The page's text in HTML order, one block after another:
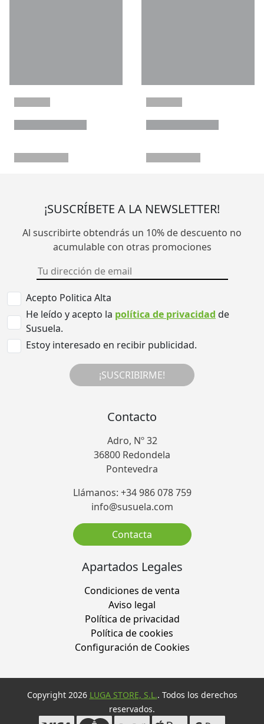
¡SUSCRÍBETE A LA NEWSLETTER!
Al suscribirte obtendrás un 10% de descuento no
acumulable con otras promociones
Acepto Politica Alta
He leído y acepto la política de privacidad de
Susuela.
Estoy interesado en recibir publicidad.
¡SUSCRIBIRME!
Contacto
Adro, Nº 32
36800 Redondela
Pontevedra
Llámanos: +34 986 078 759
info@susuela.com
Contacta
Apartados Legales
Condiciones de venta
Aviso legal
Política de privacidad
Política de cookies
Configuración de Cookies
Copyright 2026 LUGA STORE, S.L.. Todos los derechos
reservados.